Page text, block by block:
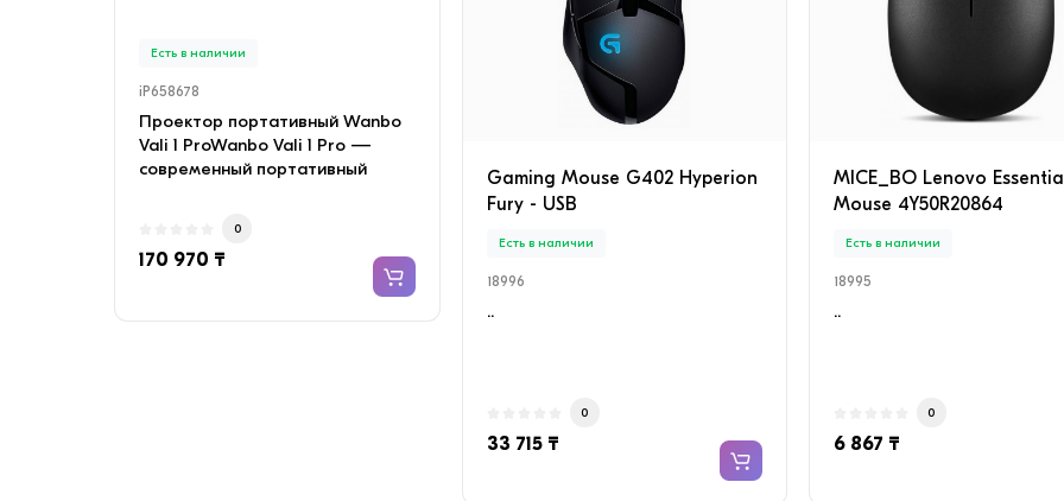
Есть в наличии
iP658678
Проектор портативный Wanbo
Vali 1 ProWanbo Vali 1 Pro —
современный портативный
0
170 970 ₸
медными трубами) Белый
Есть в наличии
Кондиционер настенный TCL
с медными трубами) Белый ·
Объемный воздуш..
Есть в наличии
Camelion RS940 2-в-1
Многофункциональный
Camelion RS940 сочета..
Gaming Mouse G402 Hyperion
Fury - USB
Есть в наличии
18996
..
0
33 715 ₸
MICE_BO Lenovo
Mouse 4Y50R20864
Есть в наличии
18995
..
0
6 867 ₸